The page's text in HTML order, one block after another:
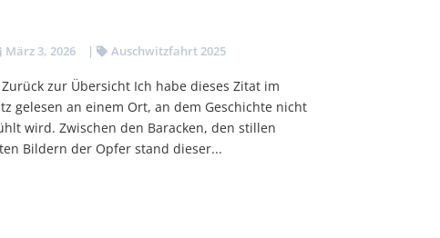
März 3, 2026 | Auschwitzfahrt 2025
Zurück zur Übersicht Ich habe dieses Zitat im
gelesen an einem Ort, an dem Geschichte nicht
wird. Zwischen den Baracken, den stillen
Bildern der Opfer stand dieser...